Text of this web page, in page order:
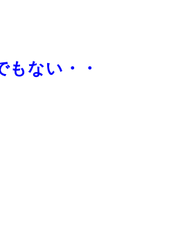
もない・・